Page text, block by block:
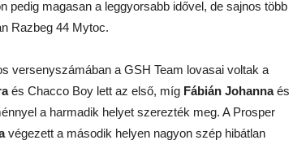
pedig magasan a leggyorsabb idővel, de sajnos több
Razbeg 44 Mytoc.
versenyszámában a GSH Team lovasai voltak a
és Chacco Boy lett az első, míg Fábián Johannaés
a harmadik helyet szerezték meg. A Prosper
végezett a második helyen nagyon szép hibátlan